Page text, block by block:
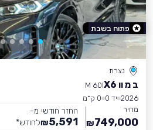
נצרת
ב מ וו X6
M 60I
2026 יד 0
0 ק״מ
מחיר
749,000
₪
החזר חודשי מ-
5,591
₪לחודש*
פתוח בשבת